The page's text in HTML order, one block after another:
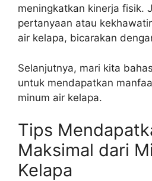
meningkatkan kinerja fisik.
pertanyaan atau
air kelapa, bicarakan
Selanjutnya, mari kita
untuk mendapatkan
minum air kelapa.
Tips
Maksimal dari
Kelapa